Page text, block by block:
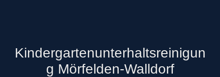
Kindergartenunterhaltsreinigun
g Mörfelden-Walldorf